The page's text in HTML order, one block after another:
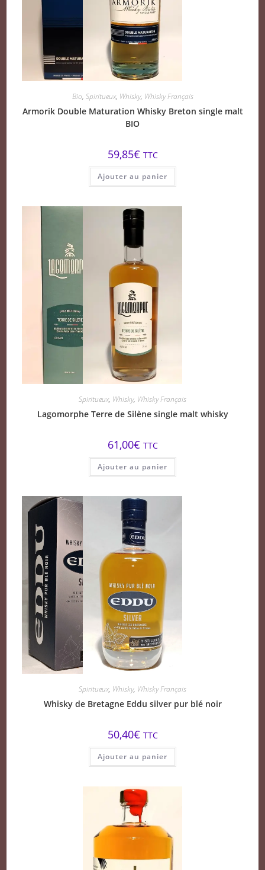
Bio, Spiritueux, Whisky, Whisky Français
Armorik Double Maturation Whisky Breton single malt
BIO
59,85€ TTC
Ajouter au panier
Spiritueux, Whisky, Whisky Français
Lagomorphe Terre de Silène single malt whisky
61,00€ TTC
Ajouter au panier
Spiritueux, Whisky, Whisky Français
Whisky de Bretagne Eddu silver pur blé noir
50,40€ TTC
Ajouter au panier